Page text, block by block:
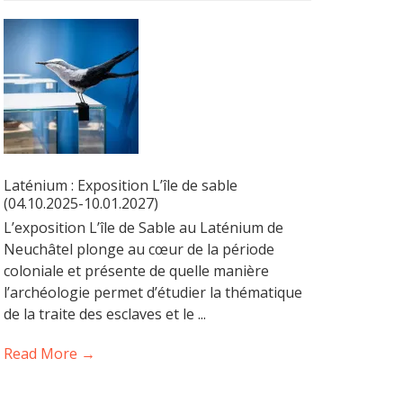
Laténium : Exposition L’île de sable
(04.10.2025-10.01.2027)
L’exposition L’île de Sable au Laténium de
Neuchâtel plonge au cœur de la période
coloniale et présente de quelle manière
l’archéologie permet d’étudier la thématique
de la traite des esclaves et le ...
Read More →